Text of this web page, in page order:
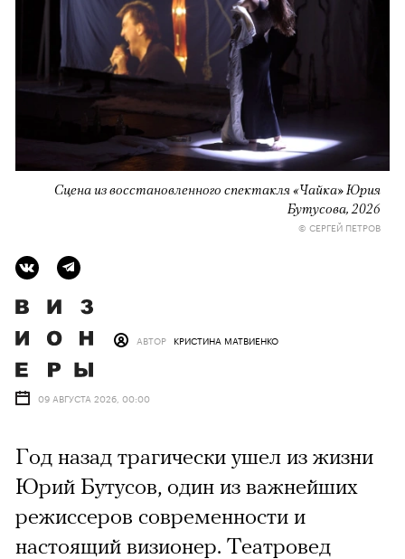
Сцена из восстановленного спектакля «Чайка» Юрия
Бутусова, 2026
© СЕРГЕЙ ПЕТРОВ
АВТОР КРИСТИНА МАТВИЕНКО
09 АВГУСТА 2026, 00:00
Год назад трагически ушел из жизни
Юрий Бутусов, один из важнейших
режиссеров современности и
настоящий визионер. Театровед